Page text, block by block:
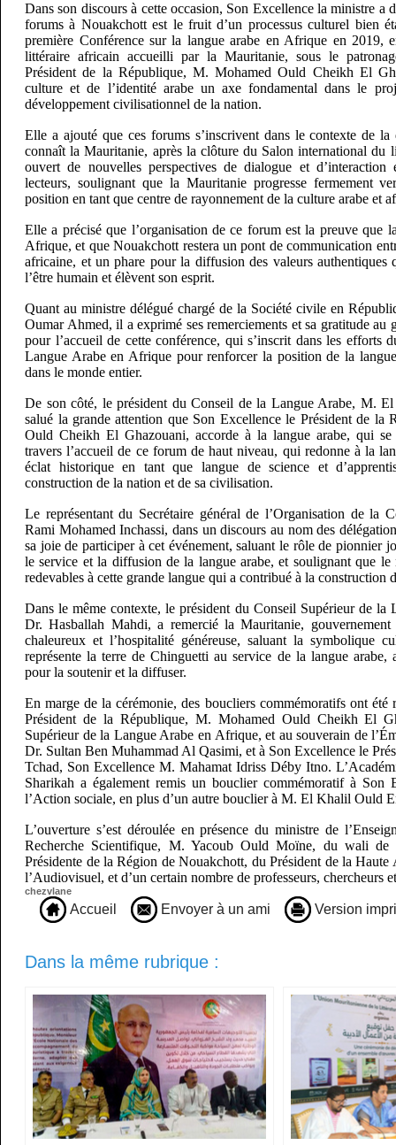
Dans son discours à cette occasion, Son Excellence la ministre a
forums à Nouakchott est le fruit d’un processus culturel bien
première Conférence sur la langue arabe en Afrique en 2019,
littéraire africain accueilli par la Mauritanie, sous le
Président de la République, M. Mohamed Ould Cheikh El
culture et de l’identité arabe un axe fondamental dans le
développement civilisationnel de la nation.
Elle a ajouté que ces forums s’inscrivent dans le contexte de
connaît la Mauritanie, après la clôture du Salon international du
ouvert de nouvelles perspectives de dialogue et d’interaction
lecteurs, soulignant que la Mauritanie progresse fermement
position en tant que centre de rayonnement de la culture arabe et
Elle a précisé que l’organisation de ce forum est la preuve que
Afrique, et que Nouakchott restera un pont de communication
africaine, et un phare pour la diffusion des valeurs authentiques
l’être humain et élèvent son esprit.
Quant au ministre délégué chargé de la Société civile en
Oumar Ahmed, il a exprimé ses remerciements et sa gratitude au
pour l’accueil de cette conférence, qui s’inscrit dans les efforts
Langue Arabe en Afrique pour renforcer la position de la
dans le monde entier.
De son côté, le président du Conseil de la Langue Arabe, M.
salué la grande attention que Son Excellence le Président de la
Ould Cheikh El Ghazouani, accorde à la langue arabe, qui se
travers l’accueil de ce forum de haut niveau, qui redonne à la
éclat historique en tant que langue de science et
construction de la nation et de sa civilisation.
Le représentant du Secrétaire général de l’Organisation de la
Rami Mohamed Inchassi, dans un discours au nom des
sa joie de participer à cet événement, saluant le rôle de pionnier
le service et la diffusion de la langue arabe, et soulignant que le
redevables à cette grande langue qui a contribué à la construction
Dans le même contexte, le président du Conseil Supérieur de la
Dr. Hasballah Mahdi, a remercié la Mauritanie,
chaleureux et l’hospitalité généreuse, saluant la symbolique
représente la terre de Chinguetti au service de la langue arabe,
pour la soutenir et la diffuser.
En marge de la cérémonie, des boucliers commémoratifs ont été
Président de la République, M. Mohamed Ould Cheikh El
Supérieur de la Langue Arabe en Afrique, et au souverain de
Dr. Sultan Ben Muhammad Al Qasimi, et à Son Excellence le
Tchad, Son Excellence M. Mahamat Idriss Déby Itno.
Sharikah a également remis un bouclier commémoratif à Son
l’Action sociale, en plus d’un autre bouclier à M. El Khalil Ould
L’ouverture s’est déroulée en présence du ministre de
Recherche Scientifique, M. Yacoub Ould Moïne, du wali de
Présidente de la Région de Nouakchott, du Président de la Haute
l’Audiovisuel, et d’un certain nombre de professeurs, chercheurs
chezvlane
Accueil Envoyer à un ami Version
Dans la même rubrique :